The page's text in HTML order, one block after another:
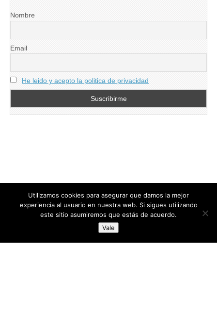
Nombre
Email
He leido y acepto la politica de privacidad
directoresdeseguridad.es
Diseñado por Centro Andaluz de Estudios y Entrenamiento
Utilizamos cookies para asegurar que damos la mejor
experiencia al usuario en nuestra web. Si sigues utilizando
este sitio asumiremos que estás de acuerdo.
Vale